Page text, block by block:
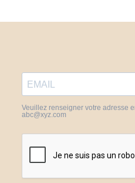
Veuillez renseigner votre adresse
abc@xyz.com